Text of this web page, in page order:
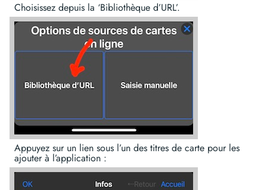
Choisissez depuis la ‘Bibliothèque d’URL’.
Appuyez sur un lien sous l’un des titres de carte pour les
ajouter à l’application :